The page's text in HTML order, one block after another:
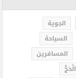
الجوية
السياحة
المسافرين
الْحَجُّ